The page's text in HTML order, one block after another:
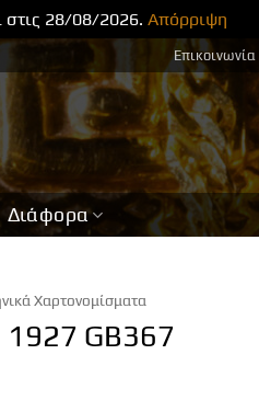
στις 28/08/2026.Απόρριψη
Διάφορα
Χαρτονομίσματα
GB367